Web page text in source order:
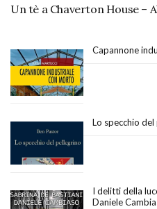
Un tè a Chaverton House –
Capannone
Lo specchio
I delitti della
Daniele